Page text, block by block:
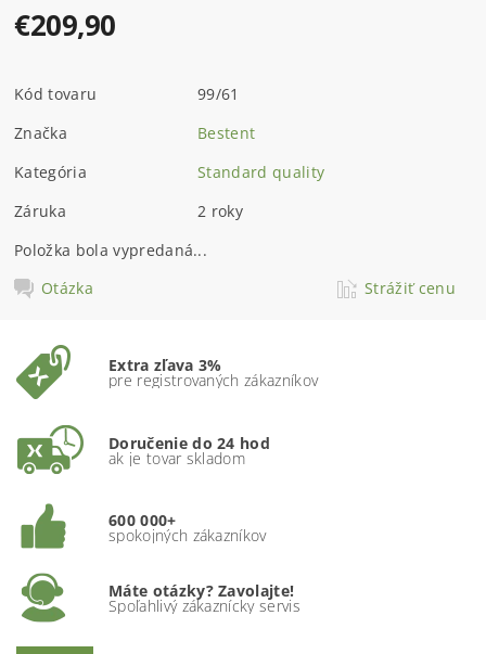
€209,90
Kód tovaru
99/61
Značka
Bestent
Kategória
Standard quality
Záruka
2 roky
Položka bola vypredaná...
Otázka
Strážiť cenu
Extra zľava 3%
pre registrovaných zákazníkov
Doručenie do 24 hod
ak je tovar skladom
600 000+
spokojných zákazníkov
Máte otázky? Zavolajte!
Spoľahlivý zákaznícky servis